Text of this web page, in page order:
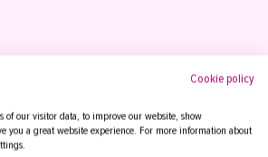
Cookie policy
of our visitor data, to improve our website, show
you a great website experience. For more information about